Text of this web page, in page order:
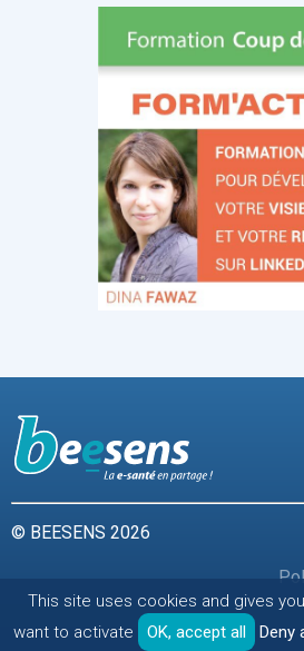
© BEESENS 2026
This site uses cookies and gives
want to activate
OK, accept all Deny